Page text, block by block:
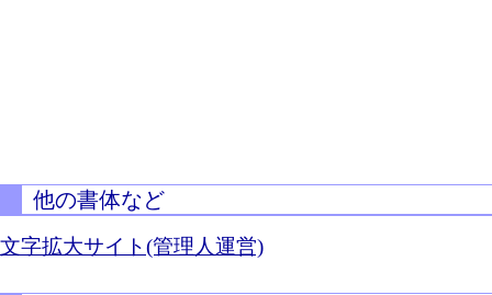
他の書体など
文字拡大サイト(管理人運営)